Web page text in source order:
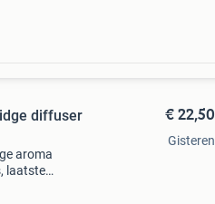
diffuser
aroma
laatste
€ 22,50
Gisteren